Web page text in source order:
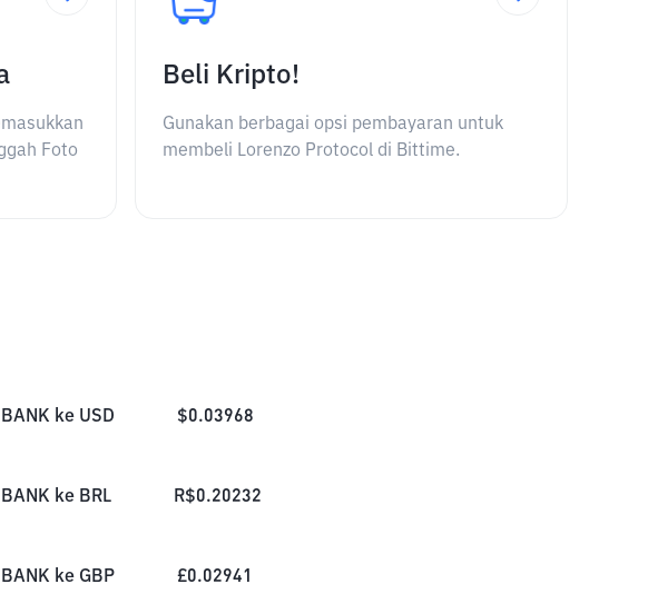
Foto
Beli Kripto!
Gunakan berbagai opsi pembayaran untuk
membeli Lorenzo Protocol di Bittime.
BANK ke USD $0.03968
BANK ke BRL R$0.20232
BANK ke GBP £0.02941